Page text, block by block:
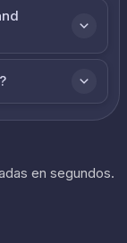
en segundos.